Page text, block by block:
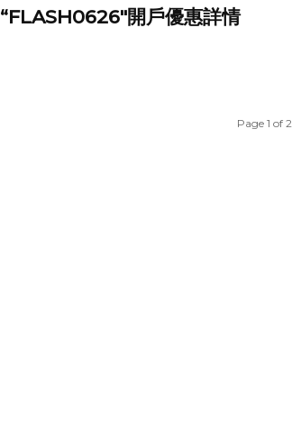
“FLASH0626″開戶優惠詳情
Page 1 of 2